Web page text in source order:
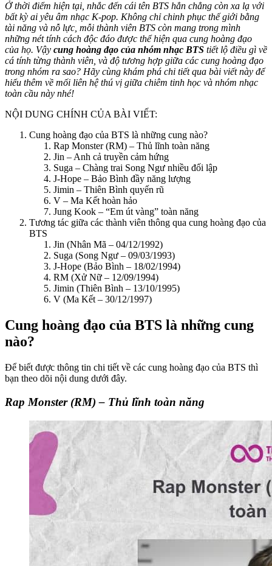
Ở thời điểm hiện tại, nhắc đến cái tên BTS hẳn chẳng còn xa lạ với
bất kỳ ai yêu âm nhạc K-pop. Không chỉ chinh phục thế giới bằng
tài năng và nỗ lực, mỗi thành viên BTS còn mang trong mình
những nét tính cách độc đáo được thể hiện qua cung hoàng đạo
của họ. Vậy cung hoàng đạo của nhóm nhạc BTS tiết lộ điều gì về
cá tính từng thành viên, và độ tương hợp giữa các cung hoàng đạo
trong nhóm ra sao? Hãy cùng khám phá chi tiết qua bài viết này để
hiểu thêm về mối liên hệ thú vị giữa chiêm tinh học và nhóm nhạc
toàn cầu này nhé!
NỘI DUNG CHÍNH CỦA BÀI VIẾT:
Cung hoàng đạo của BTS là những cung nào?
Rap Monster (RM) – Thủ lĩnh toàn năng
Jin – Anh cả truyền cảm hứng
Suga – Chàng trai Song Ngư nhiều đối lập
J-Hope – Bảo Bình đầy năng lượng
Jimin – Thiên Bình quyến rũ
V – Ma Kết hoàn hảo
Jung Kook – “Em út vàng” toàn năng
Tương tác giữa các thành viên thông qua cung hoàng đạo của
BTS
Jin (Nhân Mã – 04/12/1992)
Suga (Song Ngư – 09/03/1993)
J-Hope (Bảo Bình – 18/02/1994)
RM (Xử Nữ – 12/09/1994)
Jimin (Thiên Bình – 13/10/1995)
V (Ma Kết – 30/12/1997)
Cung hoàng đạo của BTS là những cung
nào?
Để biết được thông tin chi tiết về các cung hoàng đạo của BTS thì
bạn theo dõi nội dung dưới đây.
Rap Monster (RM) – Thủ lĩnh toàn năng